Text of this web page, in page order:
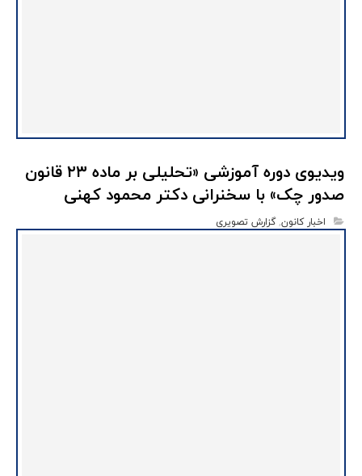
ویدیوی دوره آموزشی «تحلیلی بر ماده ۲۳ قانون
صدور چک» با سخنرانی دکتر محمود کهنی
اخبار کانون,گزارش تصویری